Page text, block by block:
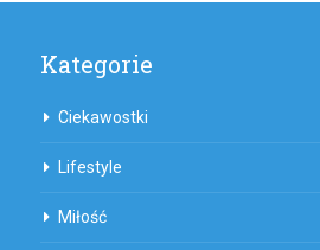
Kategorie
Ciekawostki
Lifestyle
Miłość